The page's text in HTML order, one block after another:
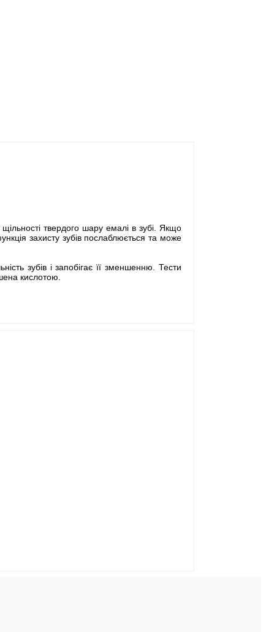
щільності твердого шару емалі в зубі. Якщо
захисту зубів послаблюється та може
зубів і запобігає її зменшенню. Тести
кислотою.